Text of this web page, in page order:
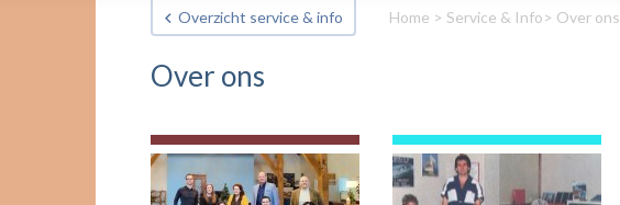
Overzicht service & info Home > Service & Info> Over ons
Over ons